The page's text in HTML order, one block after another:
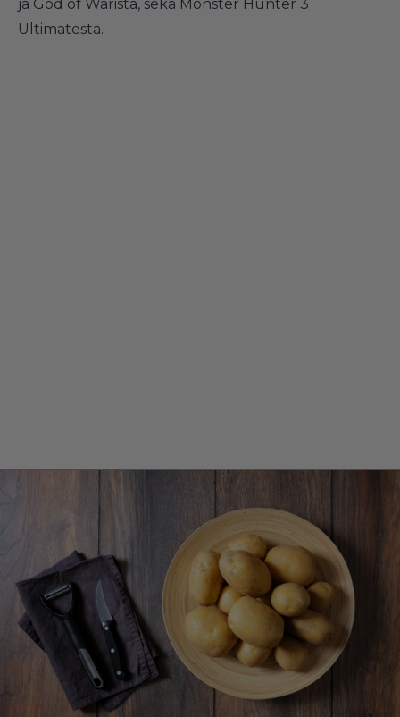
ja God of Warista, sekä Monster Hunter 3
Ultimatesta.